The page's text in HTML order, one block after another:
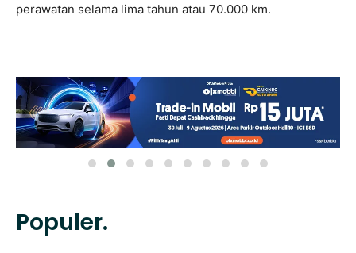
perawatan selama lima tahun atau 70.000 km.
Populer.